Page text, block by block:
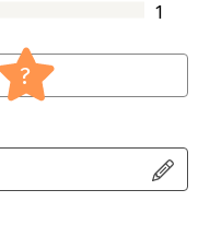
1
?